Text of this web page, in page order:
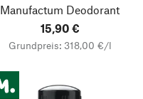
Manufactum Deodorant
15,90 €
Grundpreis: 318,00 €/l